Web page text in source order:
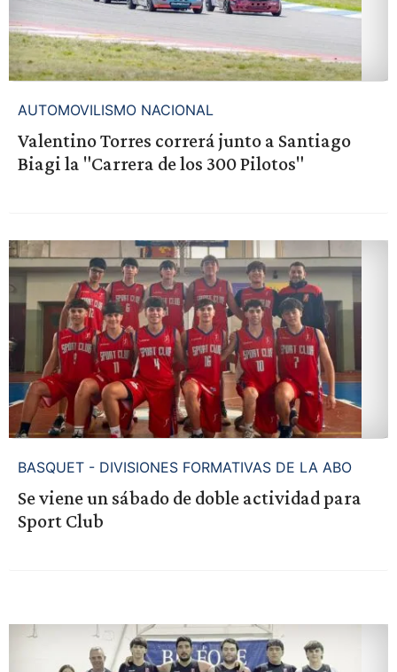
AUTOMOVILISMO NACIONAL
Valentino Torres correrá junto a Santiago
Biagi la "Carrera de los 300 Pilotos"
BASQUET - DIVISIONES FORMATIVAS DE LA ABO
Se viene un sábado de doble actividad para
Sport Club